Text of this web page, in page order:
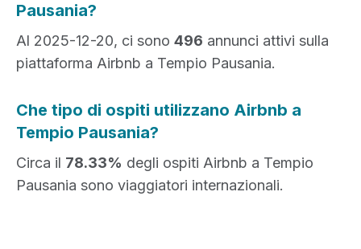
Pausania?
Al 2025-12-20, ci sono 496 annunci attivi sulla
piattaforma Airbnb a Tempio Pausania.
Che tipo di ospiti utilizzano Airbnb a
Tempio Pausania?
Circa il 78.33% degli ospiti Airbnb a Tempio
Pausania sono viaggiatori internazionali.